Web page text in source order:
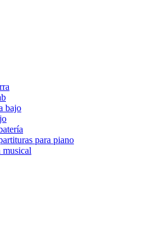
bajo
para piano
musical